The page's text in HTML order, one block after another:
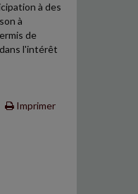
à des
à
de
l'intérêt
Imprimer